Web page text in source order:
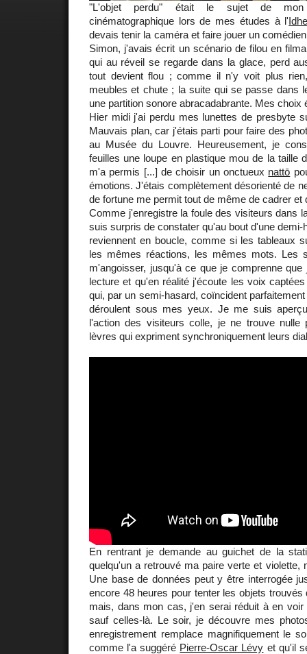
"L'objet perdu" était le sujet de mon
cinématographique lors de mes études à l'
devais tenir la caméra et faire jouer un
Simon, j'avais écrit un scénario de filou en
qui au réveil se regarde dans la glace, perd
tout devient flou ; comme il n'y voit plus
meubles et chute ; la suite qui se passe dans
une partition sonore abracadabrante. Mes choix
Hier midi j'ai perdu mes lunettes de presbyte
Mauvais plan, car j'étais parti pour faire des
au Musée du Louvre. Heureusement, je
feuilles une loupe en plastique mou de la taille
m'a permis [...] de choisir un onctueux nattō
émotions. J'étais complètement désorienté de
de fortune me permit tout de même de cadrer
Comme j'enregistre la foule des visiteurs dans
suis surpris de constater qu'au bout d'une
reviennent en boucle, comme si les tableaux
les mêmes réactions, les mêmes mots. Les
m'angoisser, jusqu'à ce que je comprenne
lecture et qu'en réalité j'écoute les voix
qui, par un semi-hasard, coïncident
déroulent sous mes yeux. Je me suis
l'action des visiteurs colle, je ne trouve nulle
lèvres qui expriment synchroniquement leurs
En rentrant je demande au guichet de la
quelqu'un a retrouvé ma paire verte et violette,
Une base de données peut y être interrogée
encore 48 heures pour tenter les objets
mais, dans mon cas, j'en serai réduit à en
sauf celles-là. Le soir, je découvre mes
enregistrement remplace magnifiquement le
comme l'a suggéré Pierre-Oscar Lévy et qu'il